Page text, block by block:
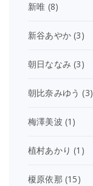
新唯 (8)
新谷あやか (3)
朝日ななみ (3)
朝比奈みゆう (3)
梅澤美波 (1)
植村あかり (1)
榎原依那 (15)